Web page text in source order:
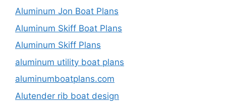
Aluminum Jon Boat Plans
Aluminum Skiff Boat Plans
Aluminum Skiff Plans
aluminum utility boat plans
aluminumboatplans.com
Alutender rib boat design